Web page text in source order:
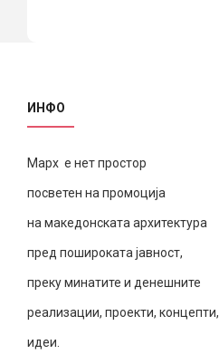
ИНФО
Марх е нет простор
посветен на промоција
на македонската архитектура
пред пошироката јавност,
преку минатите и денешните
реализации, проекти, концепти,
идеи.